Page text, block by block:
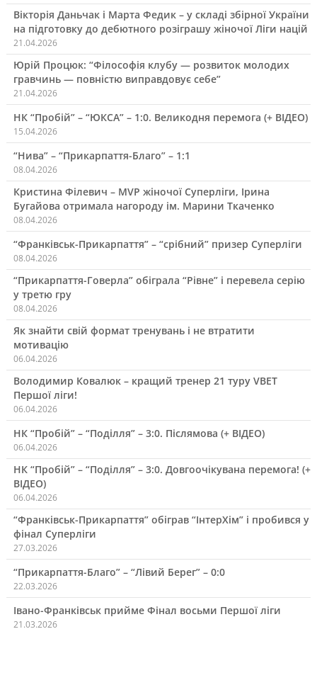
Вікторія Даньчак і Марта Федик – у складі збірної України
на підготовку до дебютного розіграшу жіночої Ліги націй
21.04.2026
Юрій Процюк: “Філософія клубу — розвиток молодих
гравчинь — повністю виправдовує себе”
21.04.2026
НК “Пробій” – “ЮКСА” – 1:0. Великодня перемога (+ ВІДЕО)
15.04.2026
“Нива” – “Прикарпаття-Благо” – 1:1
08.04.2026
Кристина Філевич – MVP жіночої Суперліги, Ірина
Бугайова отримала нагороду ім. Марини Ткаченко
08.04.2026
“Франківськ-Прикарпаття” – “срібний” призер Суперліги
08.04.2026
“Прикарпаття-Говерла” обіграла “Рівне” і перевела серію
у третю гру
08.04.2026
Як знайти свій формат тренувань і не втратити
мотивацію
06.04.2026
Володимир Ковалюк – кращий тренер 21 туру VBET
Першої ліги!
06.04.2026
НК “Пробій” – “Поділля” – 3:0. Післямова (+ ВІДЕО)
06.04.2026
НК “Пробій” – “Поділля” – 3:0. Довгоочікувана перемога! (+
ВІДЕО)
06.04.2026
“Франківськ-Прикарпаття” обіграв “ІнтерХім” і пробився у
фінал Суперліги
27.03.2026
“Прикарпаття-Благо” – “Лівий Берег” – 0:0
22.03.2026
Івано-Франківськ прийме Фінал восьми Першої ліги
21.03.2026